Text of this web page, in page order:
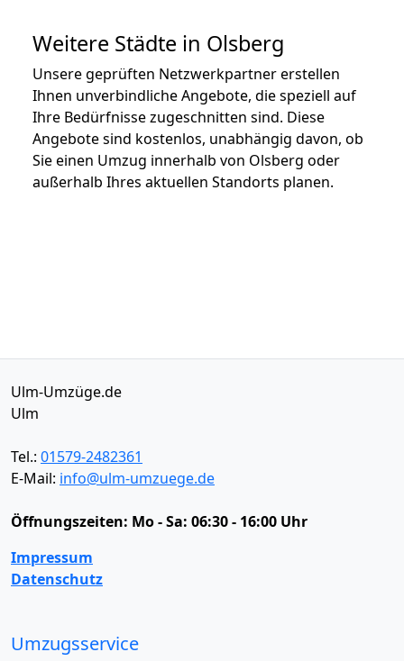
Weitere Städte in Olsberg
Unsere geprüften Netzwerkpartner erstellen
Ihnen unverbindliche Angebote, die speziell auf
Ihre Bedürfnisse zugeschnitten sind. Diese
Angebote sind kostenlos, unabhängig davon, ob
Sie einen Umzug innerhalb von Olsberg oder
außerhalb Ihres aktuellen Standorts planen.
Ulm-Umzüge.de
Ulm
Tel.: 01579-2482361
E-Mail: info@ulm-umzuege.de
Öffnungszeiten: Mo - Sa: 06:30 - 16:00 Uhr
Impressum
Datenschutz
Umzugsservice